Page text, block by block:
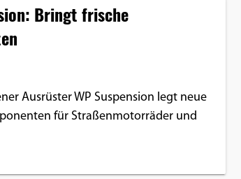
Bringt frische
Ausrüster WP Suspension legt neue
für Straßenmotorräder und